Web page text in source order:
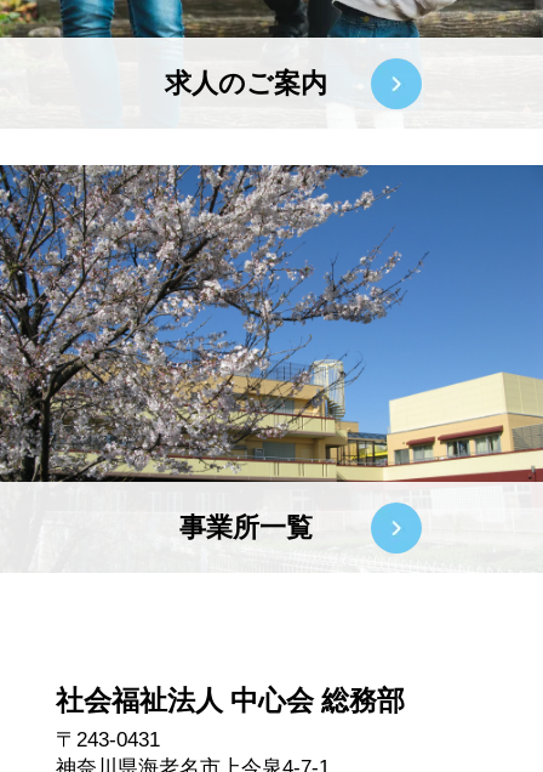
求人のご案内
事業所一覧
社会福祉法人 中心会 総務部
〒243-0431